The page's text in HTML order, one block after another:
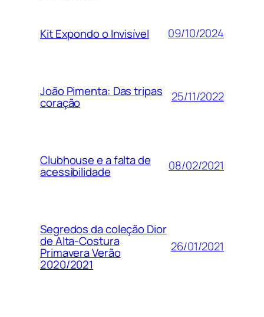
Kit Expondo o Invisível 09/10/2024
João Pimenta: Das tripas
coração 25/11/2022
Clubhouse e a falta de
acessibilidade 08/02/2021
Segredos da coleção Dior
de Alta-Costura
Primavera Verão
2020/2021
26/01/2021